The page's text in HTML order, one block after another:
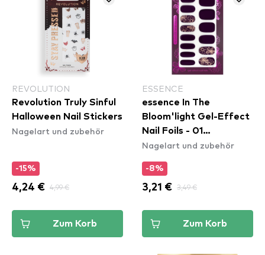
REVOLUTION
Revolution Truly Sinful
Halloween Nail Stickers
Nagelart und zubehör
-15%
4,24 € 4,99 €
Zum Korb
ESSENCE
essence In The
Bloom'light Gel-Effect
Nail Foils - 01
Moonflowers Are My
Nagelart und zubehör
-8%
3,21 € 3,49 €
Zum Korb